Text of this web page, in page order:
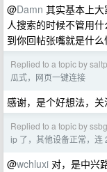
@Damn 其实基本上
人搜索的时候不管用
到你回帖张嘴就是什
Replied to a topic by
瓜式，网页一键连接
感谢，是个好想法，关
Replied to a topic by
ip 了，其他设备正常，连
@wchluxi 对，是中兴